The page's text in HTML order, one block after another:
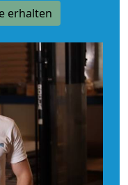
erhalten